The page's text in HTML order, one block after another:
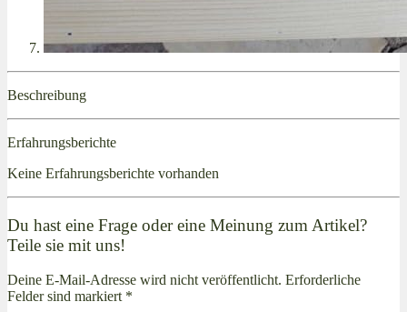
Beschreibung
Erfahrungsberichte
Keine Erfahrungsberichte vorhanden
Du hast eine Frage oder eine Meinung zum Artikel?
Teile sie mit uns!
Deine E-Mail-Adresse wird nicht veröffentlicht. Erforderliche
Felder sind markiert *